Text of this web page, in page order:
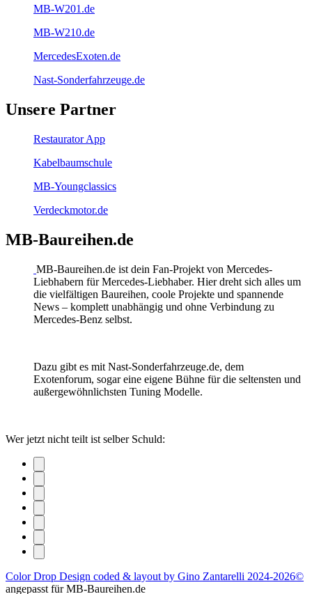
MB-W201.de
MB-W210.de
MercedesExoten.de
Nast-Sonderfahrzeuge.de
Unsere Partner
Restaurator App
Kabelbaumschule
MB-Youngclassics
Verdeckmotor.de
MB-Baureihen.de
MB-Baureihen.de ist dein Fan-Projekt von Mercedes-
Liebhabern für Mercedes-Liebhaber. Hier dreht sich alles um
die vielfältigen Baureihen, coole Projekte und spannende
News – komplett unabhängig und ohne Verbindung zu
Mercedes-Benz selbst.
Dazu gibt es mit Nast-Sonderfahrzeuge.de, dem
Exotenforum, sogar eine eigene Bühne für die seltensten und
außergewöhnlichsten Tuning Modelle.
Wer jetzt nicht teilt ist selber Schuld:
Color Drop Design coded & layout by Gino Zantarelli 2024-2026©
angepasst für MB-Baureihen.de